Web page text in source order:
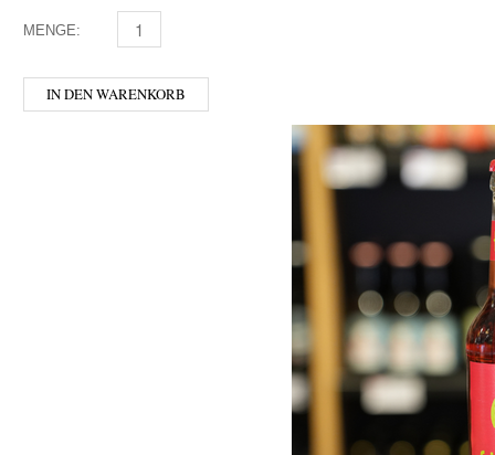
MENGE: FRITZ - ZITRONE MENGE
IN DEN WARENKORB